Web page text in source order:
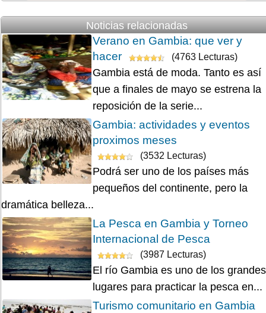
Noticias relacionadas
Verano en Gambia: que ver y
hacer
(4763 Lecturas)
Gambia está de moda. Tanto es así
que a finales de mayo se estrena la
reposición de la serie...
Gambia: actividades y eventos
proximos meses
(3532 Lecturas)
Podrá ser uno de los países más
pequeños del continente, pero la
dramática belleza...
La Pesca en Gambia y Torneo
Internacional de Pesca
(3987 Lecturas)
El río Gambia es uno de los grandes
lugares para practicar la pesca en...
Turismo comunitario en Gambia